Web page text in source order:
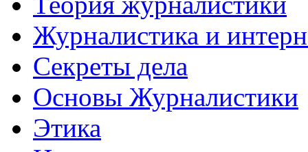
Журналистика и
Секреты дела
Основы Журналистики
Этика